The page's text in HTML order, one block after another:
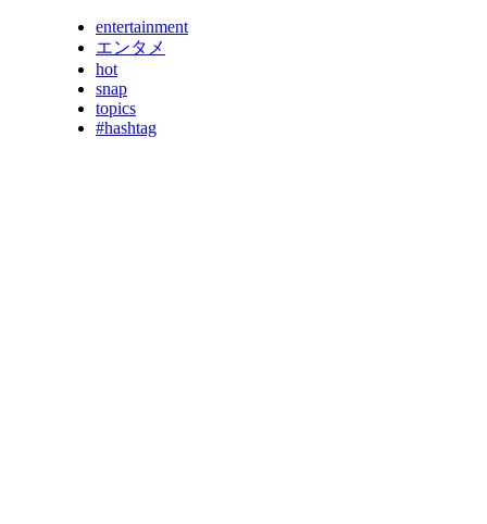
entertainment
エンタメ
hot
snap
topics
#hashtag